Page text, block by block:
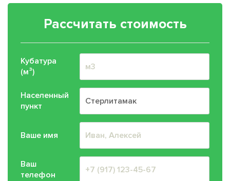
Рассчитать стоимость
Кубатура
(м³)
Населенный
пункт
Ваше имя
Ваш
телефон